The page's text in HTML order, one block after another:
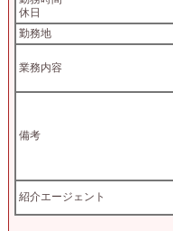
休日
勤務地
業務内容
備考
紹介エージェント